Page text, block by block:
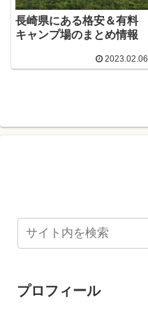
長崎県にある格安＆有料
キャンプ場のまとめ情報
2023.02.06
プロフィール